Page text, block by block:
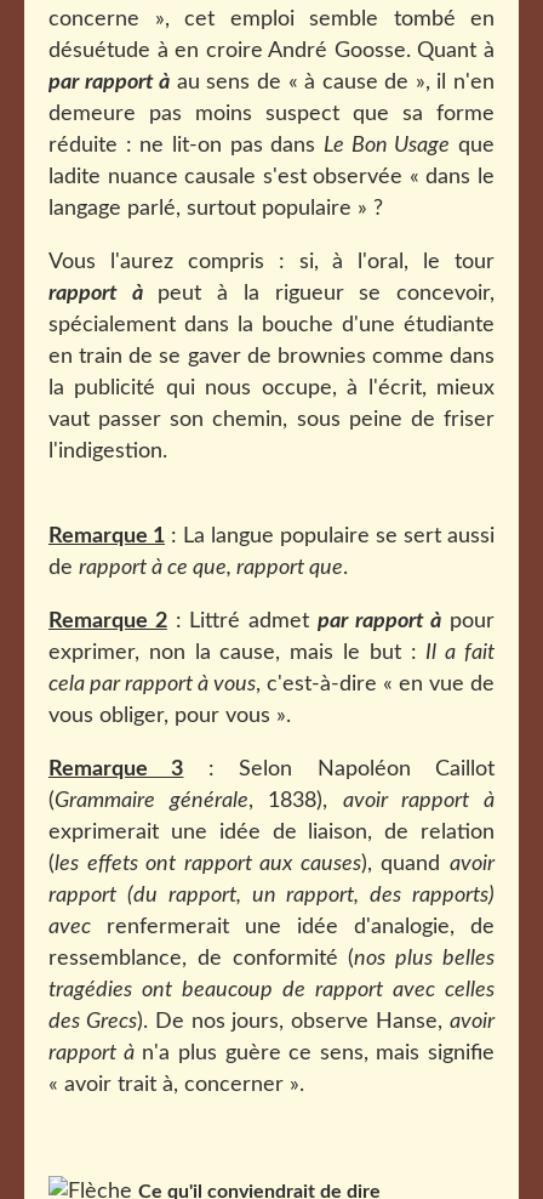
concerne », cet emploi semble tombé en
désuétude à en croire André Goosse. Quant à
par rapport à au sens de « à cause de », il n'en
demeure pas moins suspect que sa forme
réduite : ne lit-on pas dans Le Bon Usage que
ladite nuance causale s'est observée « dans le
langage parlé, surtout populaire » ?
Vous l'aurez compris : si, à l'oral, le tour
rapport àpeut à la rigueur se concevoir,
spécialement dans la bouche d'une étudiante
en train de se gaver de brownies comme dans
la publicité qui nous occupe, à l'écrit, mieux
vaut passer son chemin, sous peine de friser
l'indigestion.
Remarque 1 : La langue populaire se sert aussi
de rapport à ce que, rapport que.
Remarque 2: Littré admet par rapport à pour
exprimer, non la cause, mais le but : Il a fait
cela par rapport à vous, c'est-à-dire « en vue de
vous obliger, pour vous ».
Remarque 3 : Selon Napoléon Caillot
(Grammaire générale, 1838), avoir rapport à
exprimerait une idée de liaison, de relation
(les effets ont rapport aux causes), quandavoir
rapport (du rapport, un rapport, des rapports)
avec renfermerait une idée d'analogie, de
ressemblance, de conformité (nos plus belles
tragédies ont beaucoup de rapport avec celles
des Grecs). De nos jours, observe Hanse,avoir
rapport àn'a plus guère ce sens, mais signifie
« avoir trait à, concerner ».
Ce qu'il conviendrait de dire